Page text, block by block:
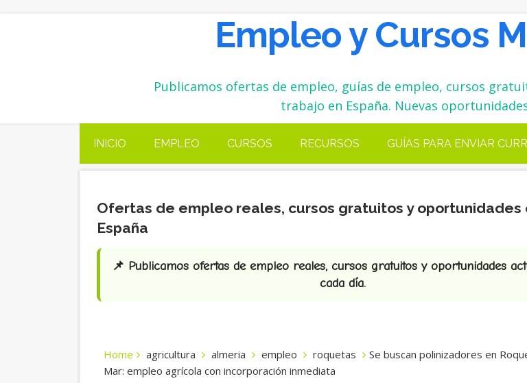
Empleo y Cursos
Publicamos ofertas de empleo, guías de empleo, cursos
trabajo en España. Nuevas
INICIO EMPLEO CURSOS RECURSOS GUÍAS PARA ENVIAR
Ofertas de empleo reales, cursos gratuitos y oportunidades
España
📌 Publicamos ofertas de empleo reales, cursos gratuitos y oportunidades
cada día.
Home agricultura almeria empleo roquetas
Se buscan polinizadores en
Mar: empleo agrícola con incorporación inmediata